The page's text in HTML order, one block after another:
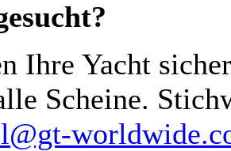
Ihre Yacht
Scheine.